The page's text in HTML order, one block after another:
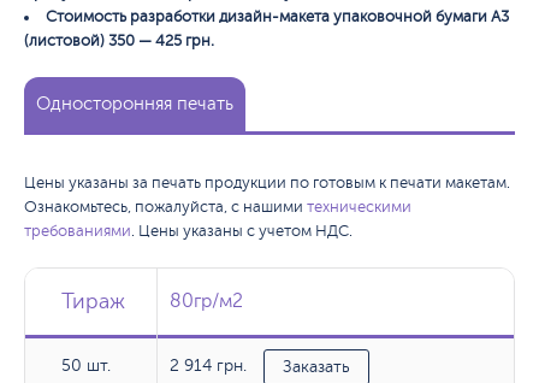
Стоимость разработки дизайн-макета упаковочной бумаги А3
(листовой) 350 — 425 грн.
Односторонняя печать
Цены указаны за печать продукции по готовым к печати макетам.
Ознакомьтесь, пожалуйста, с нашими техническими
требованиями . Цены указаны с учетом НДС.
Тираж
50 шт.
Тираж 80гр/м2
Тираж 80гр/м2
50 шт. 2 914 грн. Заказать